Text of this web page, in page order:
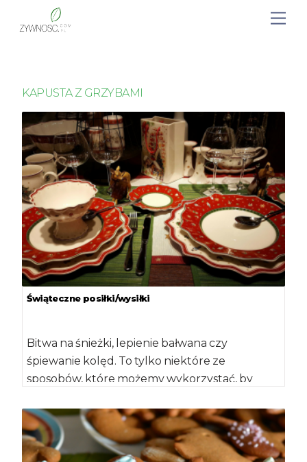
KAPUSTA Z GRZYBAMI
Świąteczne posiłki/wysiłki
Bitwa na śnieżki, lepienie bałwana czy
śpiewanie kolęd. To tylko niektóre ze
sposobów, które możemy wykorzystać, by